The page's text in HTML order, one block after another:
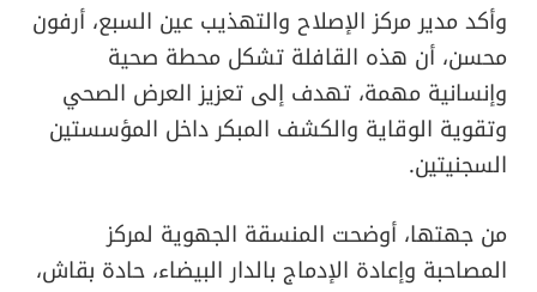
وأكد مدير مركز الإصلاح والتهذيب عين السبع، أرفون
محسن، أن هذه القافلة تشكل محطة صحية
وإنسانية مهمة، تهدف إلى تعزيز العرض الصحي
وتقوية الوقاية والكشف المبكر داخل المؤسستين
السجنيتين.
من جهتها، أوضحت المنسقة الجهوية لمركز
المصاحبة وإعادة الإدماج بالدار البيضاء، حادة بقاش،